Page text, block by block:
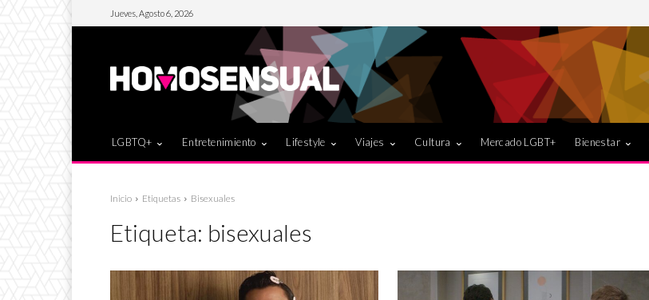
Jueves, Agosto 6, 2026
LGBTQ+ Entretenimiento Lifestyle Viajes Cultura Mercado LGBT+ Bienestar
Inicio Etiquetas Bisexuales
Etiqueta: bisexuales